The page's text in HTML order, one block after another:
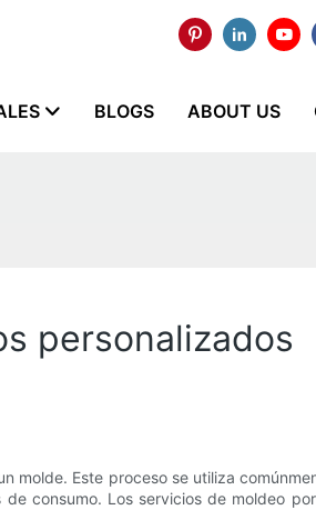
BLOGS ABOUT US
personalizados
molde. Este proceso se utiliza
consumo. Los servicios de moldeo